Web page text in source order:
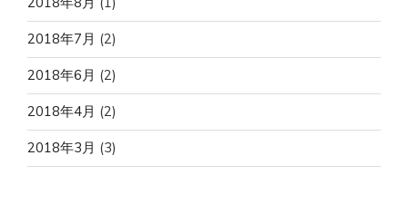
2018年7月 (2)
2018年6月 (2)
2018年4月 (2)
2018年3月 (3)